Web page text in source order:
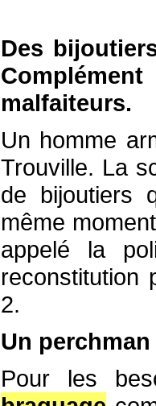
Des
malfaiteurs.
Un homme
Trouville. La
de bijoutiers
même
appelé la
reconstitution
2.
Un
Pour les